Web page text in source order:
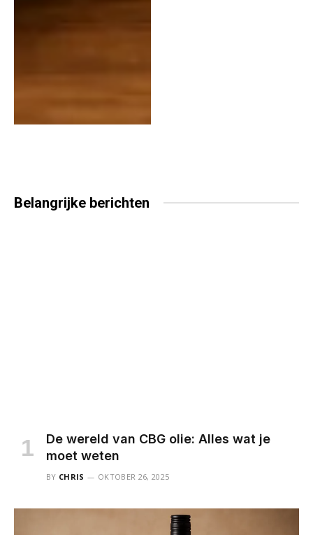
Belangrijke berichten
De wereld van CBG olie: Alles wat je
moet weten
BY CHRIS OKTOBER 26, 2025